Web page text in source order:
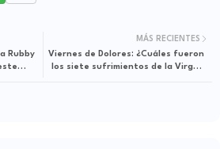
MÁS RECIENTES
Viernes de Dolores: ¿Cuáles fueron
los siete sufrimientos de la Virgen
Rubby